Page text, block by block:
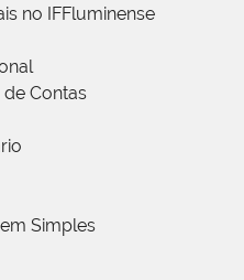
no IFFluminense
Contas
Simples